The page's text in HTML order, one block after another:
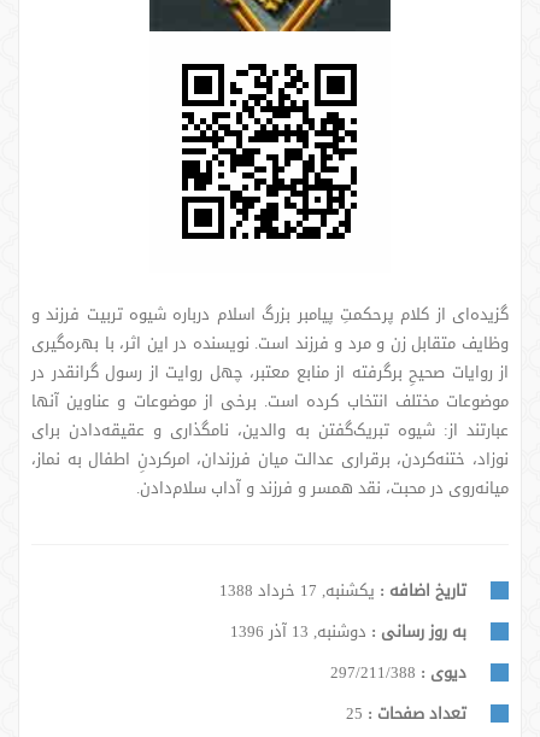
گزیده‌ای از کلام پرحکمتِ پیامبر بزرگ اسلام درباره شیوه تربیت فرزند و
وظایف متقابل زن و مرد و فرزند است. نویسنده در این اثر، با بهره‌گیری
از روایات صحیحِ برگرفته از منابع معتبر، چهل روایت از رسول گرانقدر در
موضوعات مختلف انتخاب کرده است. برخی از موضوعات و عناوین آنها
عبارتند از: شیوه تبریک‌گفتن به والدین، نامگذاری و عقیقه‌دادن برای
نوزاد، ختنه‌کردن، برقراری عدالت میان فرزندان، امرکردنِ اطفال به نماز،
میانه‌روی در محبت، نقد همسر و فرزند و آداب سلام‌دادن.
تاریخ اضافه : یکشنبه, 17 خرداد 1388
به روز رسانی : دوشنبه, 13 آذر 1396
دیوی : 297/211/388
تعداد صفحات :